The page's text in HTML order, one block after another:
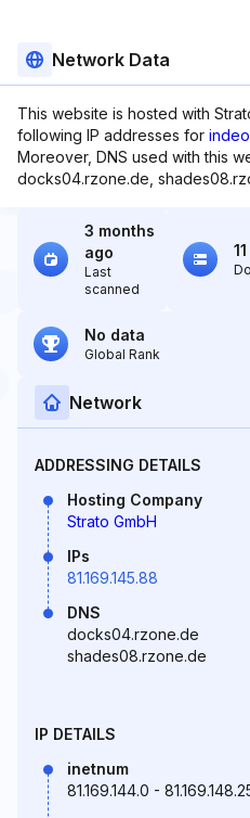
Network Data
This website is hosted with
following IP addresses for
Moreover, DNS used with this
docks04.rzone.de,
3 months
ago
Last
scanned
No data
Global Rank
Network
ADDRESSING DETAILS
Hosting Company
Strato GmbH
IPs
81.169.145.88
DNS
docks04.rzone.de
shades08.rzone.de
IP DETAILS
inetnum
81.169.144.0 -